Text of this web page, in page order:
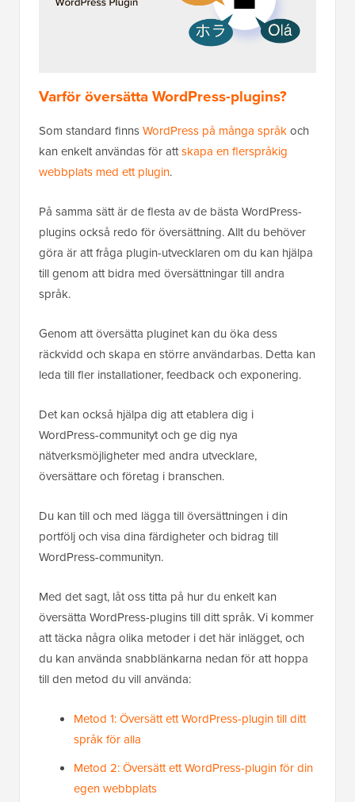
Varför översätta WordPress-plugins?
Som standard finnsWordPress på många språkoch
kan enkelt användas för attskapa en flerspråkig
webbplats med ett plugin.
På samma sätt är de flesta av de bästa WordPress-
plugins också redo för översättning. Allt du behöver
göra är att fråga plugin-utvecklaren om du kan hjälpa
till genom att bidra med översättningar till andra
språk.
Genom att översätta pluginet kan du öka dess
räckvidd och skapa en större användarbas. Detta kan
leda till fler installationer, feedback och exponering.
Det kan också hjälpa dig att etablera dig i
WordPress-communityt och ge dig nya
nätverksmöjligheter med andra utvecklare,
översättare och företag i branschen.
Du kan till och med lägga till översättningen i din
portfölj och visa dina färdigheter och bidrag till
WordPress-communityn.
Med det sagt, låt oss titta på hur du enkelt kan
översätta WordPress-plugins till ditt språk. Vi kommer
att täcka några olika metoder i det här inlägget, och
du kan använda snabblänkarna nedan för att hoppa
till den metod du vill använda:
Metod 1: Översätt ett WordPress-plugin till ditt
språk för alla
Metod 2: Översätt ett WordPress-plugin för din
egen webbplats